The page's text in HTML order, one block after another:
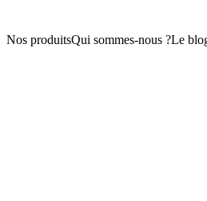
Nos produitsQui sommes-nous ?Le